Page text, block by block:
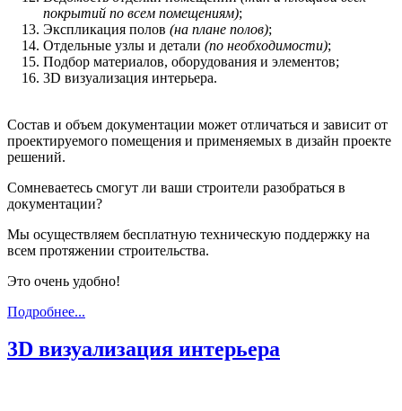
покрытий по всем помещениям);
Экспликация полов (на плане полов);
Отдельные узлы и детали (по необходимости);
Подбор материалов, оборудования и элементов;
3D визуализация интерьера.
Состав и объем документации может отличаться и зависит от
проектируемого помещения и применяемых в дизайн проекте
решений.
Сомневаетесь смогут ли ваши строители разобраться в
документации?
Мы осуществляем бесплатную техническую поддержку на
всем протяжении строительства.
Это очень удобно!
Подробнее...
3D визуализация интерьера